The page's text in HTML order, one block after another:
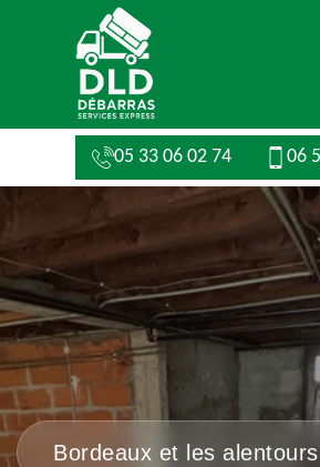
05 33 06 02 74 06
Bordeaux et les alentours